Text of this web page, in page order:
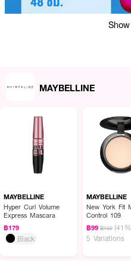
ผลลัพธ์ที่ได้ :
พบกับอายไลเนอร์ที่กล้าความกลัว ฉีก
New York Tattoo Liner Play
อายไ
สนุกไปกับการแต่งตาในลุคที่หลากหลาย
ระหว่างวัน มาพร้อมอณูพิกเมนต์สีที่แน่
เส้นหนาบางได้ง่าย
• อายไลเนอร์แบบลิควิดหัวปากกาจิ้มจุ่ม
MAYBELLINE
MAYBELLINE
Hyper Curl Volume
Express Mascara
฿179
Black
MAYBELLINE
New York Fit
Control 109
฿99 ฿169
5 Variations